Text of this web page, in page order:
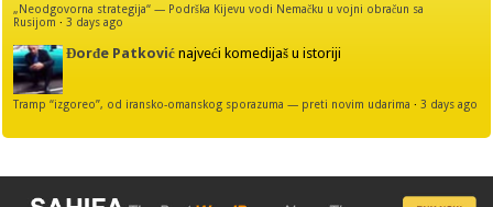
„Neodgovorna strategija“ — Podrška Kijevu vodi Nemačku u vojni obračun sa
Rusijom ·3 days ago
Đorđe Patković najveći komedijaš u istoriji
Tramp “izgoreo”, od iransko-omanskog sporazuma — preti novim udarima ·3 days ago